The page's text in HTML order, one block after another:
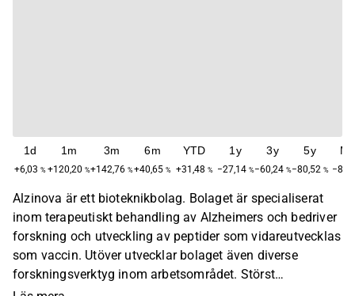
1d
+6,03 %
1m
+120,20 %
3m
+142,76 %
6m
+40,65 %
YTD
+31,48 %
1y
−27,14 %
3y
−60,24 %
5y
−80,52 %
Alzinova är ett bioteknikbolag. Bolaget är specialiserat
inom terapeutiskt behandling av Alzheimers och bedriver
forskning och utveckling av peptider som vidareutvecklas
som vaccin. Utöver utvecklar bolaget även diverse
forskningsverktyg inom arbetsområdet. Störst